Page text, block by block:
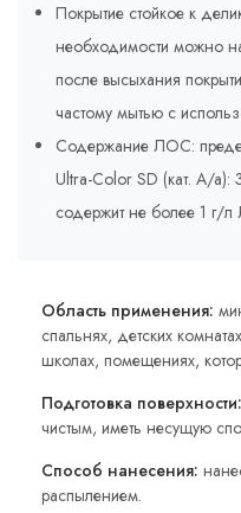
Покрытие стойкое к
необходимости можно
после высыхания
частому мытью с
Содержание ЛОС:
Ultra-Color SD (кат. A/a):
содержит не более 1 г/
Область применения:
спальнях, детских
школах, помещениях,
Подготовка поверхности:
чистым, иметь несущую
Способ нанесения:
распылением.